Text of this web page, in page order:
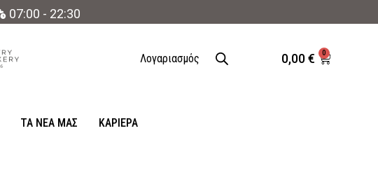
07:00 - 22:30
Λογαριασμός 0,00€ 0
ΤΑ ΝΈΑ ΜΑΣ ΚΑΡΙΈΡΑ